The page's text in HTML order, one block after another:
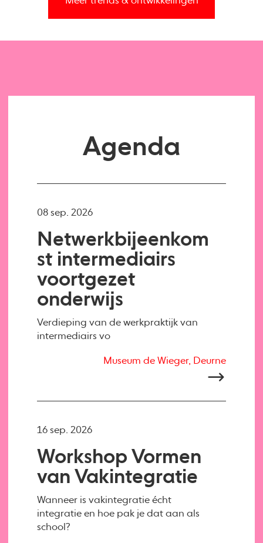
Agenda
Netwerkbijeenkom
st intermediairs
voortgezet
onderwijs
Verdieping van de werkpraktijk van
intermediairs vo
08 sep. 2026
Museum de Wieger, Deurne
Workshop Vormen
van Vakintegratie
Wanneer is vakintegratie écht
integratie en hoe pak je dat aan als
school?
16 sep. 2026